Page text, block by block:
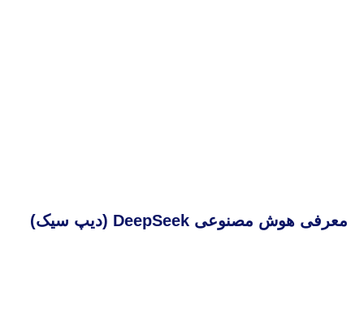
معرفی هوش مصنوعی DeepSeek (دیپ سیک)